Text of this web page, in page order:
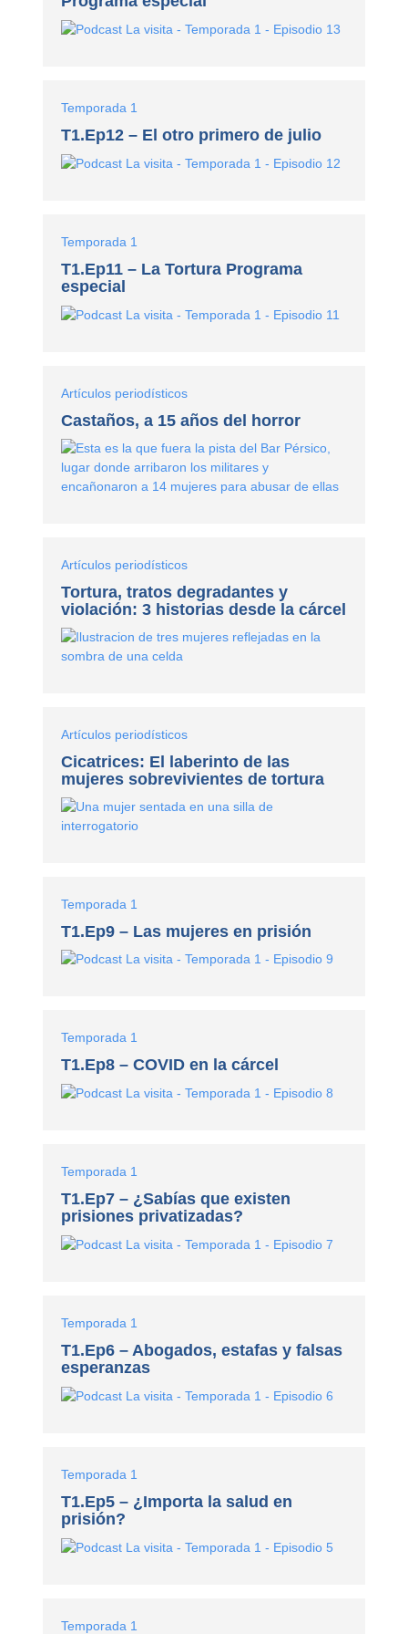
Temporada 1
T1.Ep12 – El otro primero de julio
Temporada 1
T1.Ep11 – La Tortura Programa
especial
Artículos periodísticos
Castaños, a 15 años del horror
Artículos periodísticos
Tortura, tratos degradantes y
violación: 3 historias desde la cárcel
Artículos periodísticos
Cicatrices: El laberinto de las
mujeres sobrevivientes de tortura
Temporada 1
T1.Ep9 – Las mujeres en prisión
Temporada 1
T1.Ep8 – COVID en la cárcel
Temporada 1
T1.Ep7 – ¿Sabías que existen
prisiones privatizadas?
Temporada 1
T1.Ep6 – Abogados, estafas y falsas
esperanzas
Temporada 1
T1.Ep5 – ¿Importa la salud en
prisión?
Temporada 1